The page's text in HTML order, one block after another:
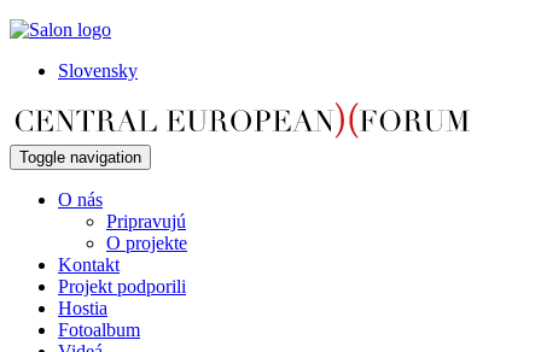
Slovensky
Toggle navigation
O nás
Pripravujú
O projekte
Kontakt
Projekt podporili
Hostia
Fotoalbum